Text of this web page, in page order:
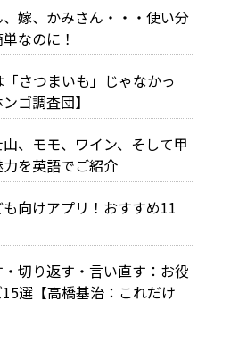
嫁、かみさん・・・使い分
なのに！
さつまいも」じゃなかっ
ゴ調査団】
山、モモ、ワイン、そして甲
を英語でご紹介
向けアプリ！おすすめ11
切り返す・言い直す：お役
選【高橋基治：これだけ